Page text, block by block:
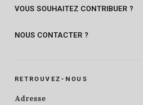
VOUS SOUHAITEZ CONTRIBUER ?
NOUS CONTACTER ?
RETROUVEZ-NOUS
Adresse